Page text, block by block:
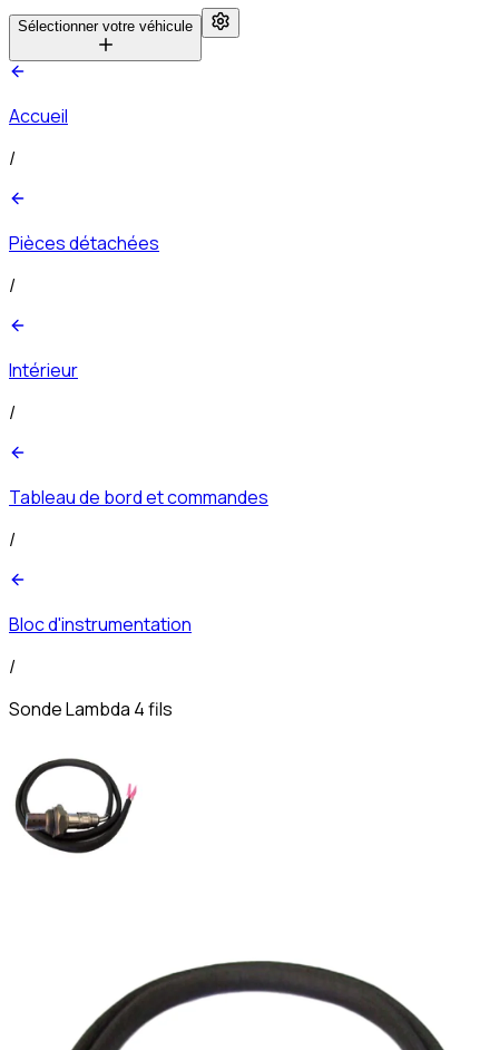
Sélectionner votre véhicule
Accueil
/
Pièces détachées
/
Intérieur
/
Tableau de bord et commandes
/
Bloc d'instrumentation
/
Sonde Lambda 4 fils